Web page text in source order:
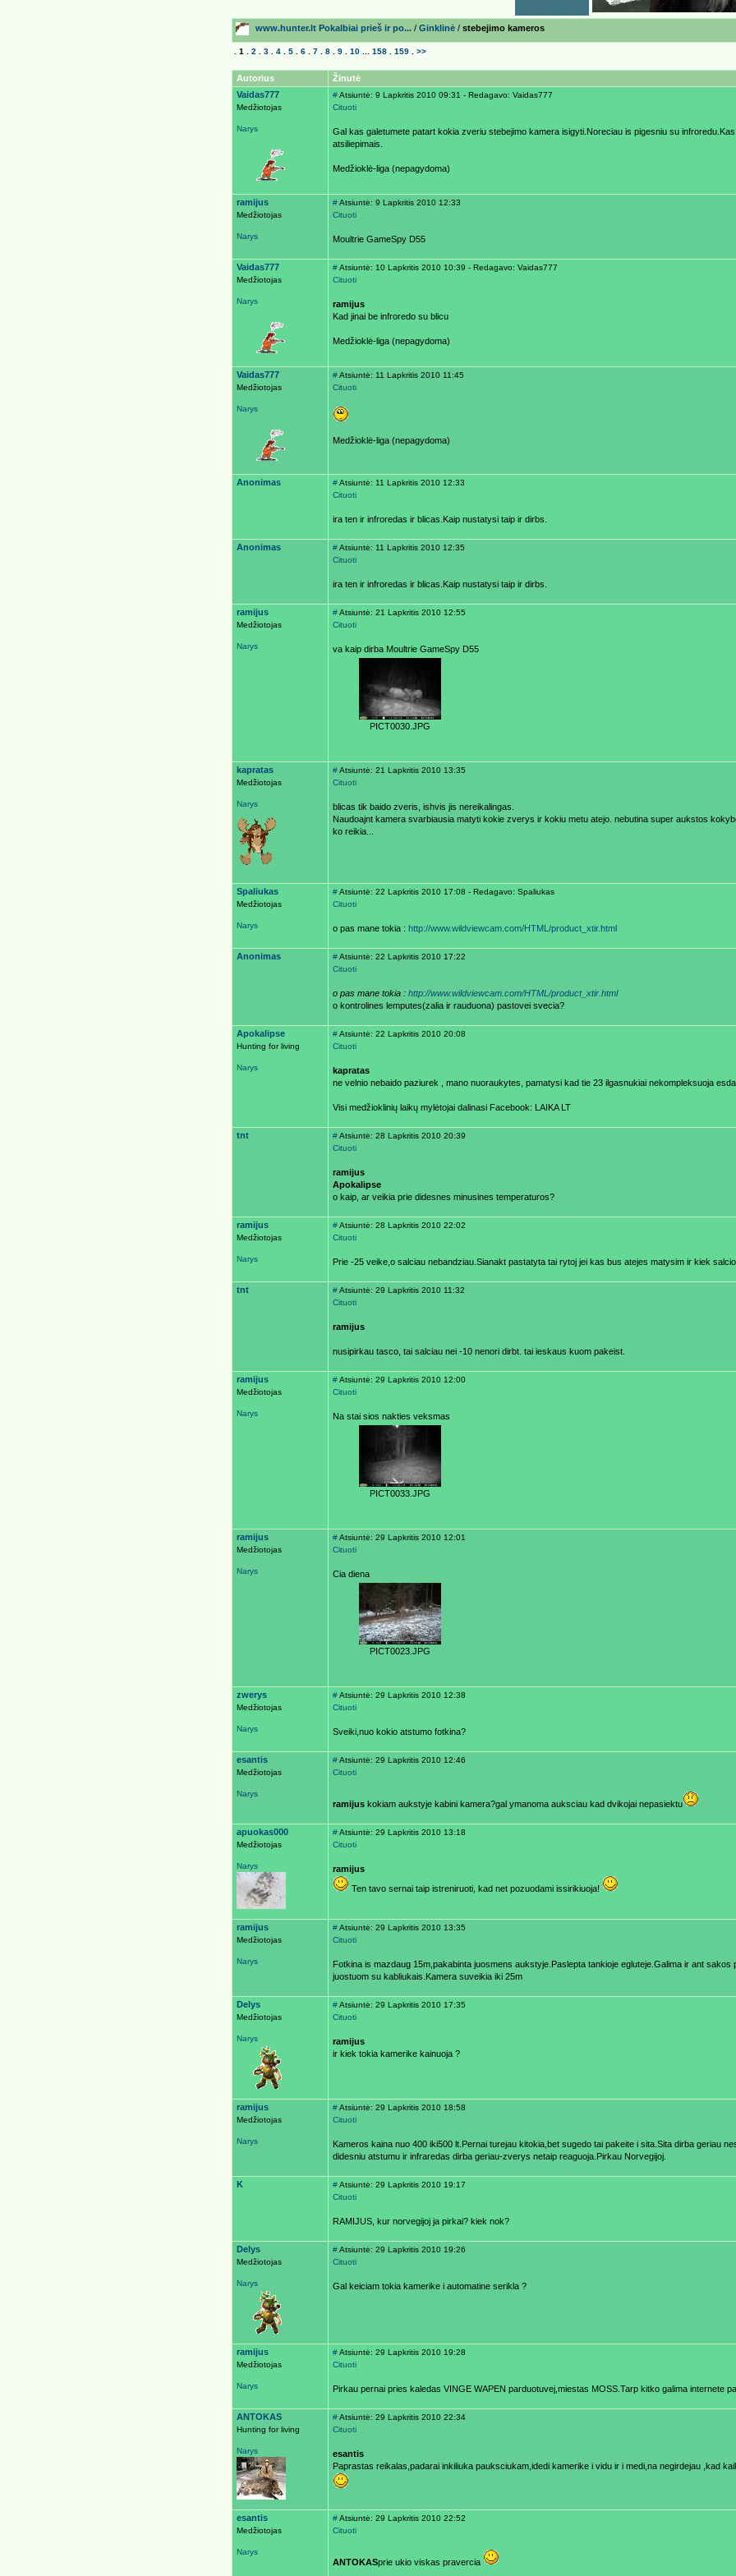
www.hunter.lt Pokalbiai prieš ir po... / Ginklinė / stebejimo kameros
1 2 3 4 5 6 7 8 9 10 158 159 >>
Autorius
Žinutė
Vaidas777
Medžiotojas
Narys
#Atsiuntė: 9 Lapkritis 2010 09:31 - Redagavo: Vaidas777
Cituoti
Gal kas galetumete patart kokia zveriu stebejimo kamera isigyti.Noreciau is pigesniu su
atsiliepimais.
Medžioklė-liga (nepagydoma)
ramijus
Medžiotojas
Narys
#Atsiuntė: 9 Lapkritis 2010 12:33
Cituoti
Moultrie GameSpy D55
Vaidas777
Medžiotojas
Narys
#Atsiuntė: 10 Lapkritis 2010 10:39 - Redagavo: Vaidas777
Cituoti
ramijus
Kad jinai be infroredo su blicu
Medžioklė-liga (nepagydoma)
Vaidas777
Medžiotojas
Narys
#Atsiuntė: 11 Lapkritis 2010 11:45
Cituoti
Medžioklė-liga (nepagydoma)
Anonimas #Atsiuntė: 11 Lapkritis 2010 12:33
Cituoti
ira ten ir infroredas ir blicas.Kaip nustatysi taip ir dirbs.
Anonimas #Atsiuntė: 11 Lapkritis 2010 12:35
Cituoti
ira ten ir infroredas ir blicas.Kaip nustatysi taip ir dirbs.
ramijus
Medžiotojas
Narys
#Atsiuntė: 21 Lapkritis 2010 12:55
Cituoti
va kaip dirba Moultrie GameSpy D55
PICT0030.JPG
kapratas
Medžiotojas
Narys
#Atsiuntė: 21 Lapkritis 2010 13:35
Cituoti
blicas tik baido zveris, ishvis jis nereikalingas.
Naudoajnt kamera svarbiausia matyti kokie zverys ir kokiu metu atejo. nebutina super aukstos
ko reikia...
Spaliukas
Medžiotojas
Narys
#Atsiuntė: 22 Lapkritis 2010 17:08 - Redagavo: Spaliukas
Cituoti
o pas mane tokia : http://www.wildviewcam.com/HTML/product_xtir.html
Anonimas #Atsiuntė: 22 Lapkritis 2010 17:22
Cituoti
o pas mane tokia : http://www.wildviewcam.com/HTML/product_xtir.html
o kontrolines lemputes(zalia ir rauduona) pastovei svecia?
Apokalipse
Hunting for living
Narys
#Atsiuntė: 22 Lapkritis 2010 20:08
Cituoti
kapratas
ne velnio nebaido paziurek , mano nuoraukytes, pamatysi kad tie 23 ilgasnukiai nekompleksuoja
Visi medžioklinių laikų mylėtojai dalinasi Facebook: LAIKA LT
tnt #Atsiuntė: 28 Lapkritis 2010 20:39
Cituoti
ramijus
Apokalipse
o kaip, ar veikia prie didesnes minusines temperaturos?
ramijus
Medžiotojas
Narys
#Atsiuntė: 28 Lapkritis 2010 22:02
Cituoti
Prie -25 veike,o salciau nebandziau.Sianakt pastatyta tai rytoj jei kas bus atejes matysim ir kiek salcio
tnt #Atsiuntė: 29 Lapkritis 2010 11:32
Cituoti
ramijus
nusipirkau tasco, tai salciau nei -10 nenori dirbt. tai ieskaus kuom pakeist.
ramijus
Medžiotojas
Narys
#Atsiuntė: 29 Lapkritis 2010 12:00
Cituoti
Na stai sios nakties veksmas
PICT0033.JPG
ramijus
Medžiotojas
Narys
#Atsiuntė: 29 Lapkritis 2010 12:01
Cituoti
Cia diena
PICT0023.JPG
zwerys
Medžiotojas
Narys
#Atsiuntė: 29 Lapkritis 2010 12:38
Cituoti
Sveiki,nuo kokio atstumo fotkina?
esantis
Medžiotojas
Narys
#Atsiuntė: 29 Lapkritis 2010 12:46
Cituoti
ramijus kokiam aukstyje kabini kamera?gal ymanoma auksciau kad dvikojai nepasiektu
apuokas000
Medžiotojas
Narys
#Atsiuntė: 29 Lapkritis 2010 13:18
Cituoti
ramijus
Ten tavo sernai taip istreniruoti, kad net pozuodami issirikiuoja!
ramijus
Medžiotojas
Narys
#Atsiuntė: 29 Lapkritis 2010 13:35
Cituoti
Fotkina is mazdaug 15m,pakabinta juosmens aukstyje.Paslepta tankioje egluteje.Galima ir ant sakos
juostuom su kabliukais.Kamera suveikia iki 25m
Delys
Medžiotojas
Narys
#Atsiuntė: 29 Lapkritis 2010 17:35
Cituoti
ramijus
ir kiek tokia kamerike kainuoja ?
ramijus
Medžiotojas
Narys
#Atsiuntė: 29 Lapkritis 2010 18:58
Cituoti
Kameros kaina nuo 400 iki500 lt.Pernai turejau kitokia,bet sugedo tai pakeite i sita.Sita dirba geriau
didesniu atstumu ir infraredas dirba geriau-zverys netaip reaguoja.Pirkau Norvegijoj.
K #Atsiuntė: 29 Lapkritis 2010 19:17
Cituoti
RAMIJUS, kur norvegijoj ja pirkai? kiek nok?
Delys
Medžiotojas
Narys
#Atsiuntė: 29 Lapkritis 2010 19:26
Cituoti
Gal keiciam tokia kamerike i automatine serikla ?
ramijus
Medžiotojas
Narys
#Atsiuntė: 29 Lapkritis 2010 19:28
Cituoti
Pirkau pernai pries kaledas VINGE WAPEN parduotuvej,miestas MOSS.Tarp kitko galima internete
ANTOKAS
Hunting for living
Narys
#Atsiuntė: 29 Lapkritis 2010 22:34
Cituoti
esantis
Paprastas reikalas,padarai inkiliuka pauksciukam,idedi kamerike i vidu ir i medi,na negirdejau ,kad
esantis
Medžiotojas
Narys
#Atsiuntė: 29 Lapkritis 2010 22:52
Cituoti
ANTOKASprie ukio viskas pravercia